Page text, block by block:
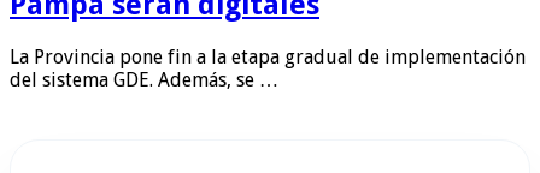
La Provincia pone fin a la etapa gradual de implementación
del sistema GDE. Además, se …